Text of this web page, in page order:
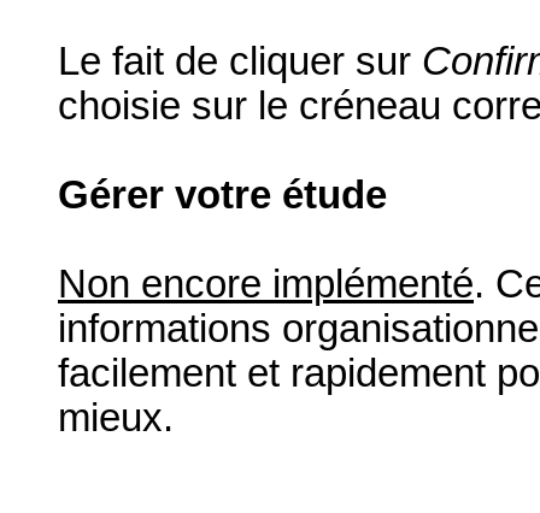
Le fait de cliquer sur
choisie sur le créneau
Gérer votre étude
Non encore implémenté.
informations
facilement et rapidement
mieux.